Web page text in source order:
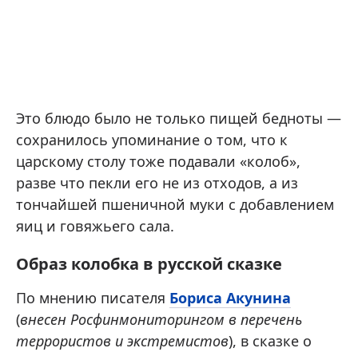
Это блюдо было не только пищей бедноты —
сохранилось упоминание о том, что к
царскому столу тоже подавали «колоб»,
разве что пекли его не из отходов, а из
тончайшей пшеничной муки с добавлением
яиц и говяжьего сала.
Образ колобка в русской сказке
По мнению писателя Бориса Акунина
(внесен Росфинмониторингом в перечень
террористов и экстремистов), в сказке о